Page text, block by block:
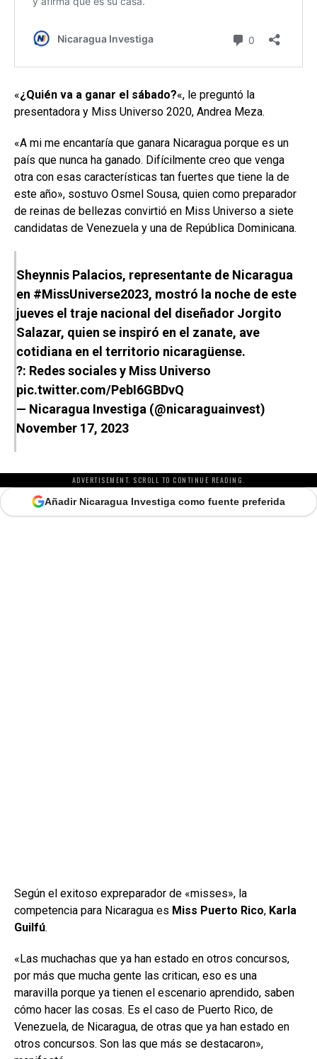
«¿Quién va a ganar el sábado?«, le preguntó la
presentadora y Miss Universo 2020, Andrea Meza.
«A mi me encantaría que ganara Nicaragua porque es un
país que nunca ha ganado. Difícilmente creo que venga
otra con esas características tan fuertes que tiene la de
este año», sostuvo Osmel Sousa, quien como preparador
de reinas de bellezas convirtió en Miss Universo a siete
candidatas de Venezuela y una de República Dominicana.
Sheynnis Palacios, representante de Nicaragua
en #MissUniverse2023, mostró la noche de este
jueves el traje nacional del diseñador Jorgito
Salazar, quien se inspiró en el zanate, ave
cotidiana en el territorio nicaragüense.
?: Redes sociales y Miss Universo
pic.twitter.com/PebI6GBDvQ
— Nicaragua Investiga (@nicaraguainvest)
November 17, 2023
ADVERTISEMENT. SCROLL TO CONTINUE READING.
Añadir Nicaragua Investiga como fuente preferida
Según el exitoso expreparador de «misses», la
competencia para Nicaragua es Miss Puerto Rico, Karla
Guilfú.
«Las muchachas que ya han estado en otros concursos,
por más que mucha gente las critican, eso es una
maravilla porque ya tienen el escenario aprendido, saben
cómo hacer las cosas. Es el caso de Puerto Rico, de
Venezuela, de Nicaragua, de otras que ya han estado en
otros concursos. Son las que más se destacaron»,